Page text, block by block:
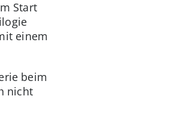
Start
einem
beim
nicht